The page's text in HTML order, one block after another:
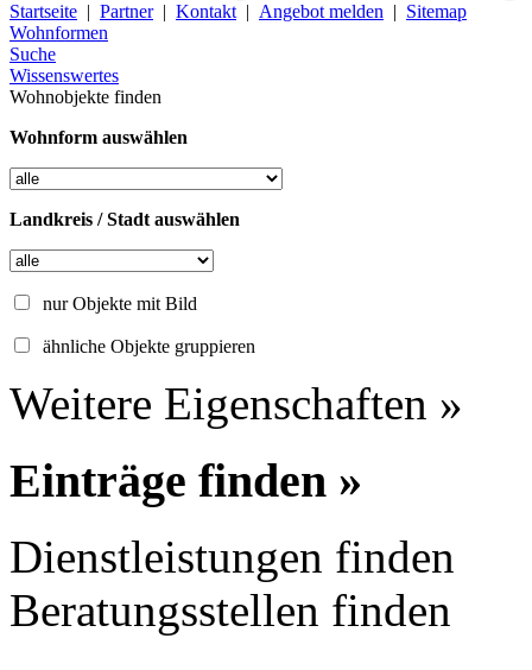
Startseite | Partner| Kontakt | Angebot melden | Sitemap
Wohnformen
Suche
Wissenswertes
Wohnobjekte finden
Wohnform auswählen
Landkreis / Stadt auswählen
nur Objekte mit Bild
ähnliche Objekte gruppieren
Weitere Eigenschaften »
Einträge finden »
Dienstleistungen finden
Beratungsstellen finden